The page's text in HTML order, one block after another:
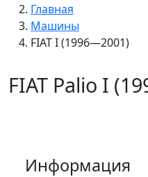
Главная
Машины
FIAT I (1996—2001)
FIAT Palio I
Информация